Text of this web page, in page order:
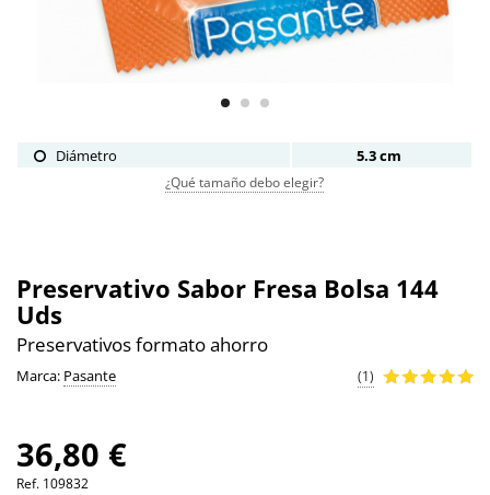
Diámetro 5.3 cm
¿Qué tamaño debo elegir?
Preservativo Sabor Fresa Bolsa 144
Uds
Preservativos formato ahorro
Marca: Pasante (1)
36,80 €
Ref. 109832